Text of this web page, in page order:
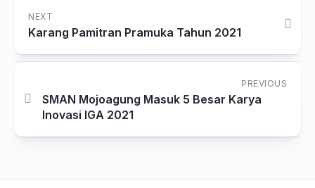
NEXT
Karang Pamitran Pramuka Tahun 2021
PREVIOUS
SMAN Mojoagung Masuk 5 Besar Karya
Inovasi IGA 2021